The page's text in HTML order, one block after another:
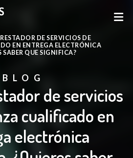
DE SERVICIOS DE
EN ENTREGA ELECTRÓNICA
SABER QUE SIGNIFICA?
BLOG
de servicios
cualificado en
electrónica